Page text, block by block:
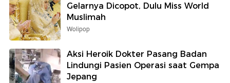
Gelarnya Dicopot, Dulu Miss World
Muslimah
Wolipop
Aksi Heroik Dokter Pasang Badan
Lindungi Pasien Operasi saat Gempa
Jepang